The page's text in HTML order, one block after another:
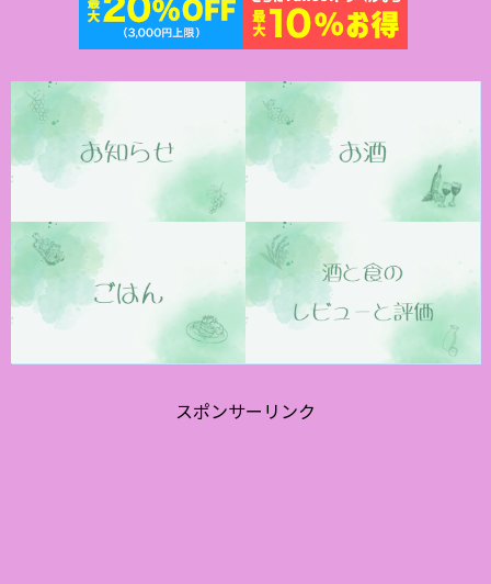
スポンサーリンク